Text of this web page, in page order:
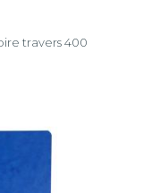
travers 400